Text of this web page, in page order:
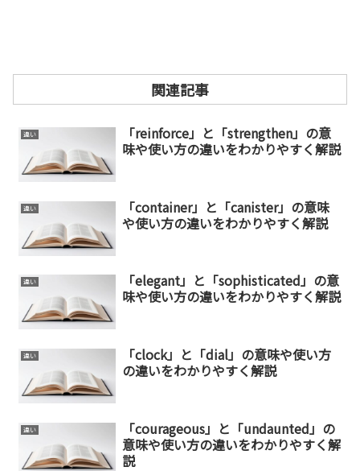
関連記事
違い
「reinforce」と「strengthen」の意
味や使い方の違いをわかりやすく解説
違い
「container」と「canister」の意味
や使い方の違いをわかりやすく解説
違い
「elegant」と「sophisticated」の意
味や使い方の違いをわかりやすく解説
違い
「clock」と「dial」の意味や使い方
の違いをわかりやすく解説
違い
「courageous」と「undaunted」の
意味や使い方の違いをわかりやすく解
説